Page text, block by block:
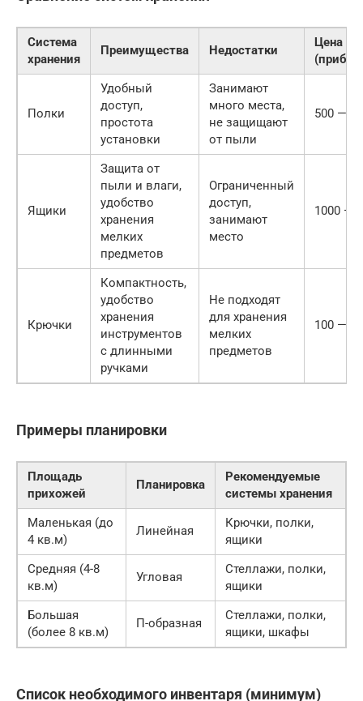
Система
хранения
Преимущества Недостатки
Цена
Полки
Удобный
доступ,
простота
установки
Занимают
много места,
не защищают
от пыли
500 —
Ящики
Защита от
пыли и влаги,
удобство
хранения
мелких
предметов
Ограниченный
доступ,
занимают
место
1000 —
Крючки
Компактность,
удобство
хранения
инструментов
с длинными
ручками
Не подходят
для хранения
мелких
предметов
100 —
Примеры планировки
Площадь
прихожей
Планировка
Рекомендуемые
системы хранения
Маленькая (до
4 кв.м)
Линейная
Крючки, полки,
ящики
Средняя (4-8
кв.м)
Угловая
Стеллажи, полки,
ящики
Большая
(более 8 кв.м)
П-образная
Стеллажи, полки,
ящики, шкафы
Список необходимого инвентаря (минимум)